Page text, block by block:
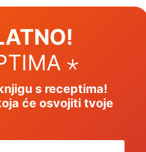
⋆
s receptima!
će osvojiti tvoje